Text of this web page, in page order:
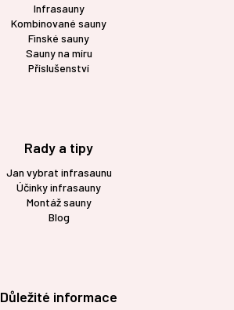
Infrasauny
Kombinované sauny
Finské sauny
Sauny na míru
Příslušenství
Rady a tipy
Jan vybrat infrasaunu
Účinky infrasauny
Montáž sauny
Blog
Důležité informace